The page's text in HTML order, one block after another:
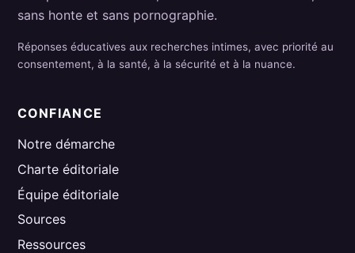
sans honte et sans pornographie.
Réponses éducatives aux recherches intimes, avec priorité au
consentement, à la santé, à la sécurité et à la nuance.
CONFIANCE
Notre démarche
Charte éditoriale
Équipe éditoriale
Sources
Ressources